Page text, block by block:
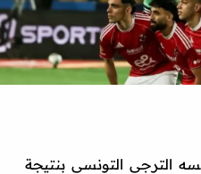
الترجي التونسي بنتيجة